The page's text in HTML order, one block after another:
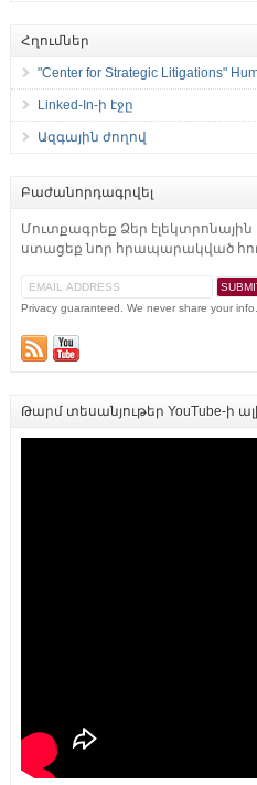
Հղումներ
"Center for Strategic Litigations"
Linked-In-ի էջը
Ազգային ժողով
Բաժանորդագրվել
Մուտքագրեք Ձեր
ստացեք նոր հրապարակված
Privacy guaranteed. We never share your info.
Թարմ տեսանյութեր YouTube-ի